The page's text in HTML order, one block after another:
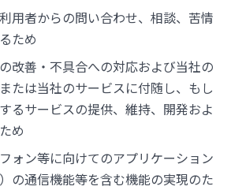
用者からの問い合わせ、相談、苦情
ため
改善・不具合への対応および当社の
たは当社のサービスに付随し、もし
るサービスの提供、維持、開発およ
め
ォン等に向けてのアプリケーション
）の通信機能等を含む機能の実現のた